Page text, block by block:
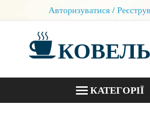
Авторизуватися /
КОВЕЛЬ
КАТЕГОРІЇ